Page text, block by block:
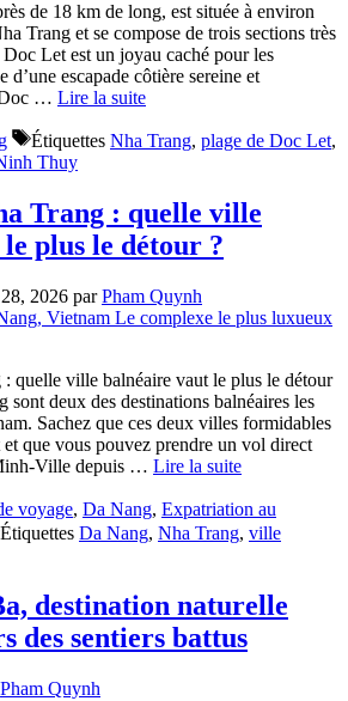
de 18 km de long, est située à environ
Trang et se compose de trois sections très
Let est un joyau caché pour les
d’une escapade côtière sereine et
Doc … Lire la suite
Étiquettes Nha Trang, plage de Doc Let,
Thuy
Trang : quelle ville
plus le détour ?
2026 parPham Quynh
quelle ville balnéaire vaut le plus le détour
sont deux des destinations balnéaires les
Sachez que ces deux villes formidables
que vous pouvez prendre un vol direct
Ville depuis … Lire la suite
voyage, Da Nang, Expatriation au
Étiquettes Da Nang, Nha Trang, ville
destination naturelle
des sentiers battus
Pham Quynh